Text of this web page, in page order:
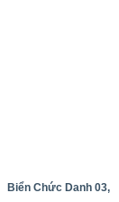
Biển Chức Danh 03,